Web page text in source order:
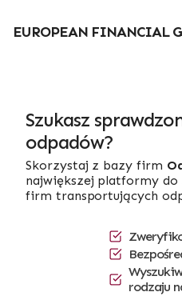
treści
EUROPEAN FINANCIAL
Szukasz
odpadów?
Skorzystaj z bazy firm
największej platformy do
firm transportujących
rodzaju